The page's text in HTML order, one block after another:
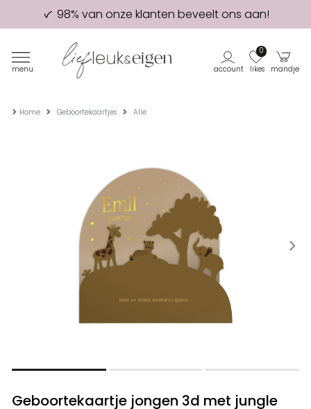
98% van onze klanten beveelt ons aan!
Eerste proefdruk GRATIS
menu account likes
0
mandje
Home Geboortekaartjes Alle
Geboortekaartje jongen 3d met jungle